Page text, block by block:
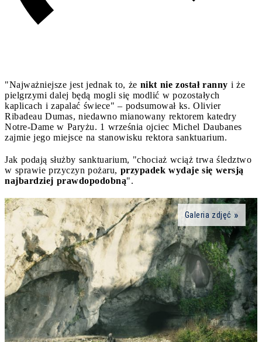
"Najważniejsze jest jednak to, że nikt nie został ranny i że
pielgrzymi dalej będą mogli się modlić w pozostałych
kaplicach i zapalać świece" – podsumował ks. Olivier
Ribadeau Dumas, niedawno mianowany rektorem katedry
Notre-Dame w Paryżu. 1 września ojciec Michel Daubanes
zajmie jego miejsce na stanowisku rektora sanktuarium.
Jak podają służby sanktuarium, "chociaż wciąż trwa śledztwo
w sprawie przyczyn pożaru, przypadek wydaje się wersją
najbardziej prawdopodobną".
Galeria zdjęć